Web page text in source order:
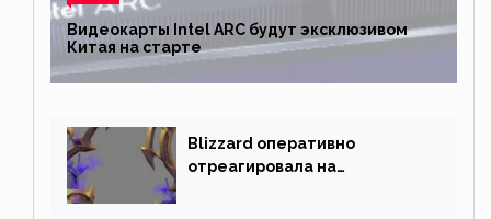
Видеокарты Intel ARC будут эксклюзивом
Китая на старте
Blizzard оперативно
отреагировала на